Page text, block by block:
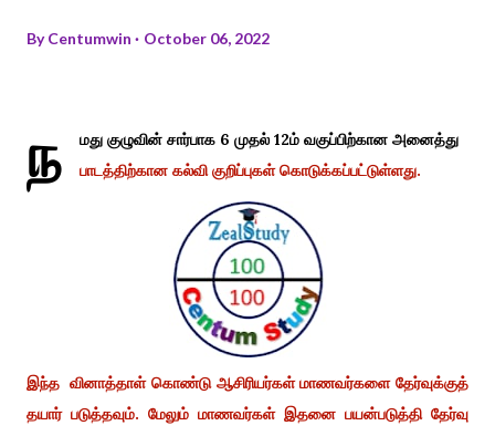
ByCentumwin October 06, 2022
ந
மது குழுவின் சார்பாக 6 முதல் 12ம் வகுப்பிற்கான அனைத்து
பாடத்திற்கான கல்வி குறிப்புகள் கொடுக்கப்பட்டுள்ளது.
இந்த வினாத்தாள் கொண்டு ஆசிரியர்கள் மாணவர்களை தேர்வுக்குத்
தயார் படுத்தவும். மேலும் மாணவர்கள் இதனை பயன்படுத்தி தேர்வு